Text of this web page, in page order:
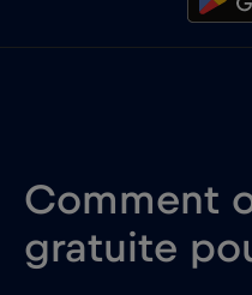
Comment
gratuite